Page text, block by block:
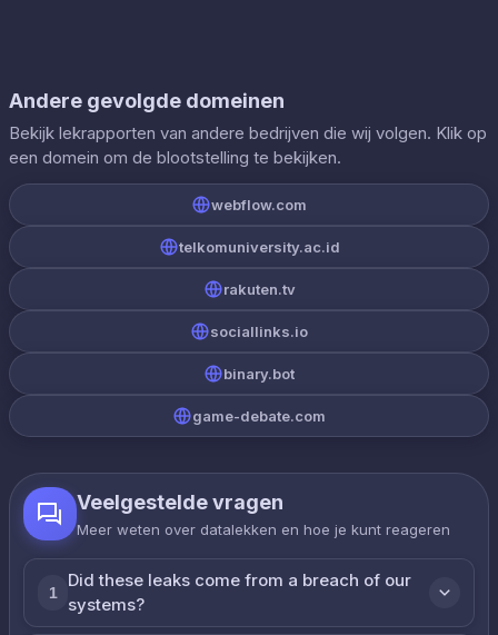
Andere gevolgde domeinen
Bekijk lekrapporten van andere bedrijven die wij volgen. Klik op
een domein om de blootstelling te bekijken.
webflow.com
telkomuniversity.ac.id
rakuten.tv
sociallinks.io
binary.bot
game-debate.com
Veelgestelde vragen
Meer weten over datalekken en hoe je kunt reageren
1
Did these leaks come from a breach of our
systems?